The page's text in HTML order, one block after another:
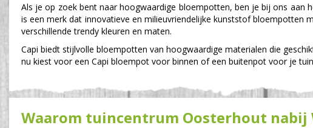
Als je op zoek bent naar hoogwaardige bloempotten, ben je bij ons aan
is een merk dat innovatieve en milieuvriendelijke kunststof bloempotten
verschillende trendy kleuren en maten.
Capi biedt stijlvolle bloempotten van hoogwaardige materialen die
nu kiest voor een Capi bloempot voor binnen of een buitenpot voor je
Waarom tuincentrum Oosterhout